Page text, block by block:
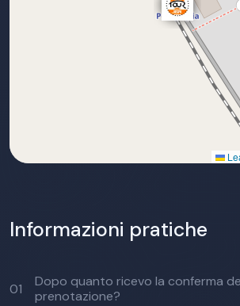
Informazioni pratiche
01
Dopo quanto ricevo la conferma
prenotazione?